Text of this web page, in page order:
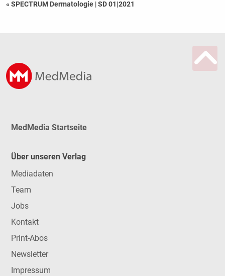
« SPECTRUM Dermatologie |SD 01|2021
MedMedia Startseite
Über unseren Verlag
Mediadaten
Team
Jobs
Kontakt
Print-Abos
Newsletter
Impressum